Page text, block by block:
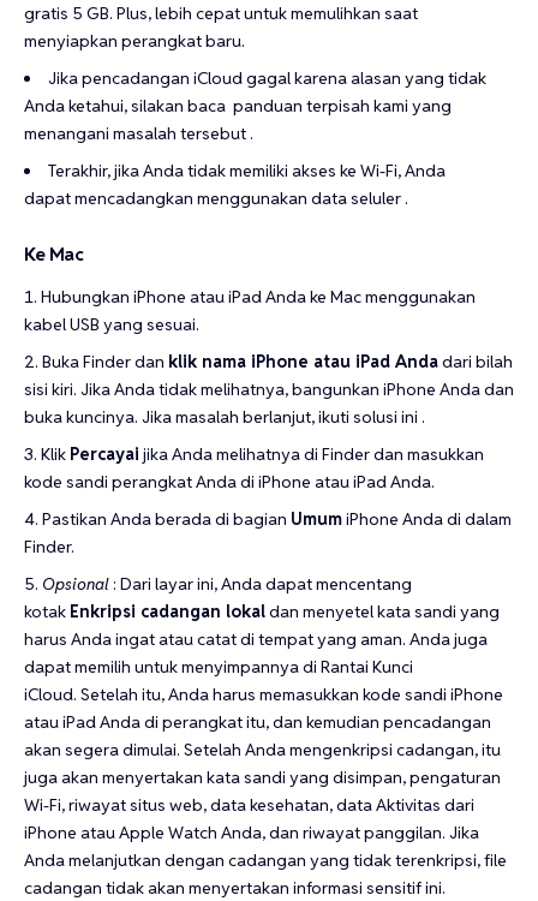
gratis 5 GB. Plus, lebih cepat untuk memulihkan saat
menyiapkan perangkat baru.
Jika pencadangan iCloud gagal karena alasan yang tidak
Anda ketahui, silakan baca panduan terpisah kami yang
menangani masalah tersebut .
Terakhir, jika Anda tidak memiliki akses ke Wi-Fi, Anda
dapat mencadangkan menggunakan data seluler .
Ke Mac
Hubungkan iPhone atau iPad Anda ke Mac menggunakan
kabel USB yang sesuai.
Buka Finder dan klik nama iPhone atau iPad Andadari bilah
sisi kiri. Jika Anda tidak melihatnya, bangunkan iPhone Anda dan
buka kuncinya. Jika masalah berlanjut, ikuti solusi ini .
Klik Percayai jika Anda melihatnya di Finder dan masukkan
kode sandi perangkat Anda di iPhone atau iPad Anda.
Pastikan Anda berada di bagian UmumiPhone Anda di dalam
Finder.
Opsional : Dari layar ini, Anda dapat mencentang
kotak Enkripsi cadangan lokaldan menyetel kata sandi yang
harus Anda ingat atau catat di tempat yang aman. Anda juga
dapat memilih untuk menyimpannya di Rantai Kunci
iCloud. Setelah itu, Anda harus memasukkan kode sandi iPhone
atau iPad Anda di perangkat itu, dan kemudian pencadangan
akan segera dimulai. Setelah Anda mengenkripsi cadangan, itu
juga akan menyertakan kata sandi yang disimpan, pengaturan
Wi-Fi, riwayat situs web, data kesehatan, data Aktivitas dari
iPhone atau Apple Watch Anda, dan riwayat panggilan. Jika
Anda melanjutkan dengan cadangan yang tidak terenkripsi, file
cadangan tidak akan menyertakan informasi sensitif ini.